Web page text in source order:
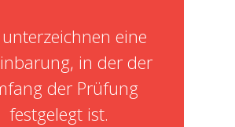
eine
in der der
der Prüfung
festgelegt ist.